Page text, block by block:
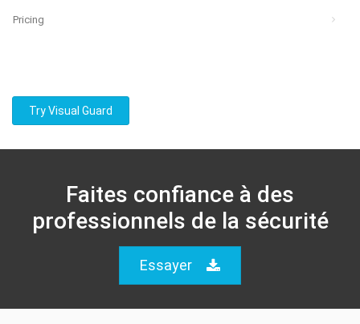
Pricing
Try Visual Guard
Faites confiance à des
professionnels de la sécurité
Essayer